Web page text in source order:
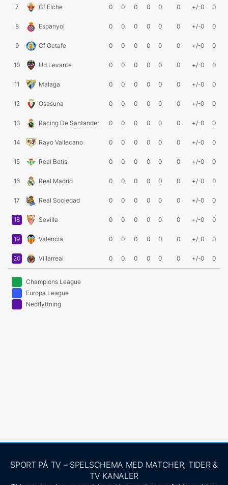
7 Cf Elche 0 0 0 0 0 0 +/-0 0
8 Espanyol 0 0 0 0 0 0 +/-0 0
9 Cf Getafe 0 0 0 0 0 0 +/-0 0
10 Ud Levante 0 0 0 0 0 0 +/-0 0
11 Malaga 0 0 0 0 0 0 +/-0 0
12 Osasuna 0 0 0 0 0 0 +/-0 0
13 Racing De Santander 0 0 0 0 0 0 +/-0 0
14 Rayo Vallecano 0 0 0 0 0 0 +/-0 0
15 Real Betis 0 0 0 0 0 0 +/-0 0
16 Real Madrid 0 0 0 0 0 0 +/-0 0
17 Real Sociedad 0 0 0 0 0 0 +/-0 0
18 Sevilla 0 0 0 0 0 0 +/-0 0
19 Valencia 0 0 0 0 0 0 +/-0 0
20 Villarreal 0 0 0 0 0 0 +/-0 0
Champions League
Europa League
Nedflyttning
SPORT PÅ TV – SPELSCHEMA MED MATCHER, TIDER &
TV KANALER